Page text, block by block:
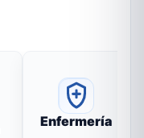
Enfermería